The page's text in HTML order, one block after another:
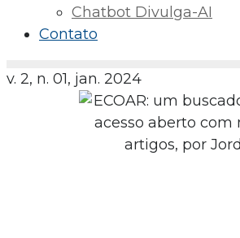
Chatbot Divulga-AI
Contato
v. 2, n. 01, jan. 2024